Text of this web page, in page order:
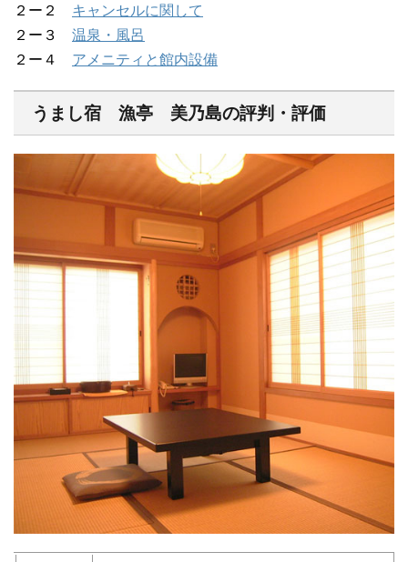
２ー２ キャンセルに関して
２ー３ 温泉・風呂
２ー４ アメニティと館内設備
うまし宿 漁亭 美乃島の評判・評価